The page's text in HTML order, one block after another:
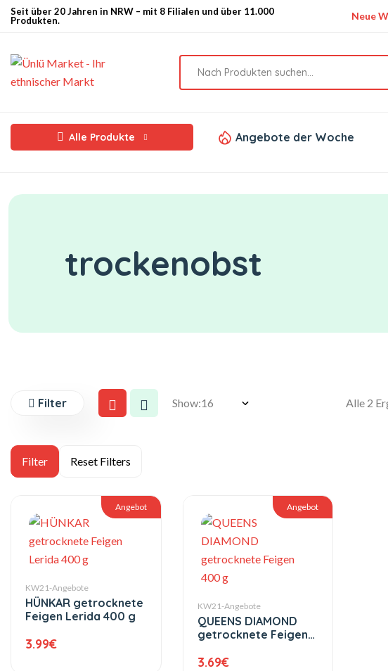
Seit über 20 Jahren in NRW – mit 8 Filialen und über 11.000
Produkten.
Neue
Alle Produkte Angebote der Woche
trockenobst
Filter Show: Alle 2
Angebot
KW21-Angebote
HÜNKAR getrocknete
Feigen Lerida 400 g
3.99€
Angebot
KW21-Angebote
QUEENS DIAMOND
getrocknete Feigen
3.69€